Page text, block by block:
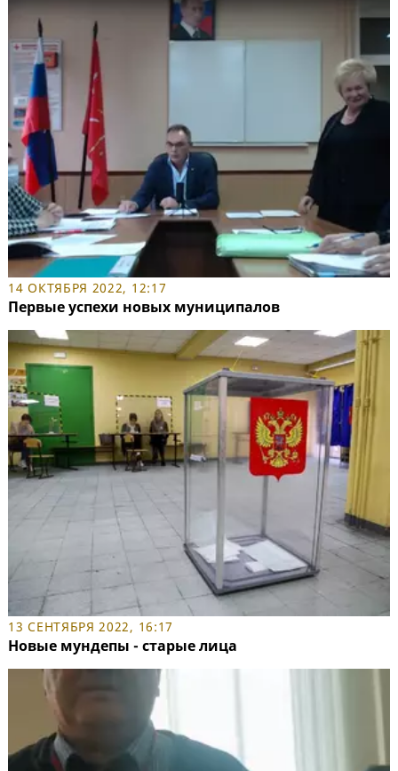
14 ОКТЯБРЯ 2022, 12:17
Первые успехи новых муниципалов
13 СЕНТЯБРЯ 2022, 16:17
Новые мундепы - старые лица